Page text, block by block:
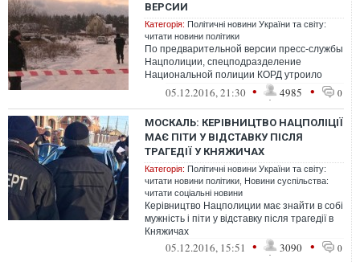
ВЕРСИИ
Категорія: Політичні новини України та світу:
читати новини політики
По предварительной версии пресс-службы
Нацполиции, спецподразделение
Национальной полиции КОРД утроило
засаду. Целью спецоперации было
задержание банд...
05.12.2016, 21:30 • 4985 • 0
МОСКАЛЬ: КЕРІВНИЦТВО НАЦПОЛІЦІЇ
МАЄ ПІТИ У ВІДСТАВКУ ПІСЛЯ
ТРАГЕДІЇ У КНЯЖИЧАХ
Категорія: Політичні новини України та світу:
читати новини політики Новини суспільства:
читати соціальні новини
Керівництво Нацполиции має знайти в собі
мужність і піти у відставку після трагедії в
Княжичах
05.12.2016, 15:51 • 3090 • 0